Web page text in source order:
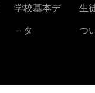
学校基本デ
－タ
生
つ